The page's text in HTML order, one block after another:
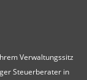
Verwaltungssitz
Steuerberater in